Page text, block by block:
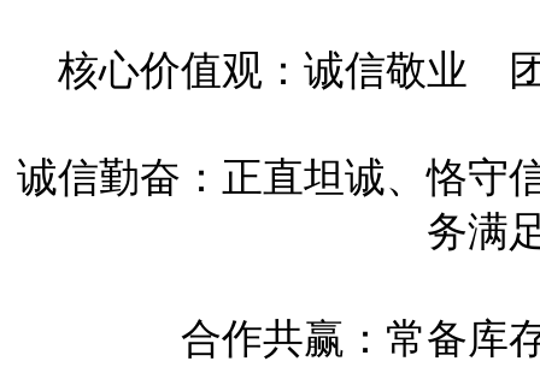
核心价值观：诚信敬业
诚信勤奋：正直坦诚、恪守
务满
合作共赢：常备库